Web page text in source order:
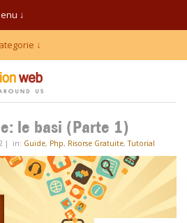
↓
↓
le basi (Parte 1)
| in: Guide, Php, Risorse Gratuite,Tutorial